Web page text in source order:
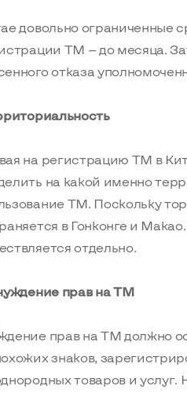
довольно ограниченные
ТМ — до месяца.
отказа
на регистрацию ТМ в
на какой именно
ТМ. Поскольку
в Гонконге и
отдельно.
прав на ТМ
прав на ТМ должно
знаков,
товаров и